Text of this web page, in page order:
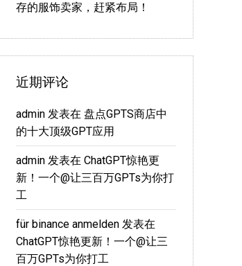
存的服饰卖家，赶紧布局！
近期评论
admin 发表在 盘点GPTS商店中
的十大顶级GPT应用
admin 发表在 ChatGPT惊艳更
新！一个@让三百万GPTs为你打
工
für binance anmelden 发表在
ChatGPT惊艳更新！一个@让三
百万GPTs为你打工